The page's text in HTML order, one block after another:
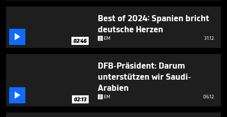
2
seconds
 02:46
Best of 2024: Spanien bricht
deutsche Herzen
EM 31.12.
 02:13
DFB-Präsident: Darum
unterstützen wir Saudi-
Arabien
EM 06.12.